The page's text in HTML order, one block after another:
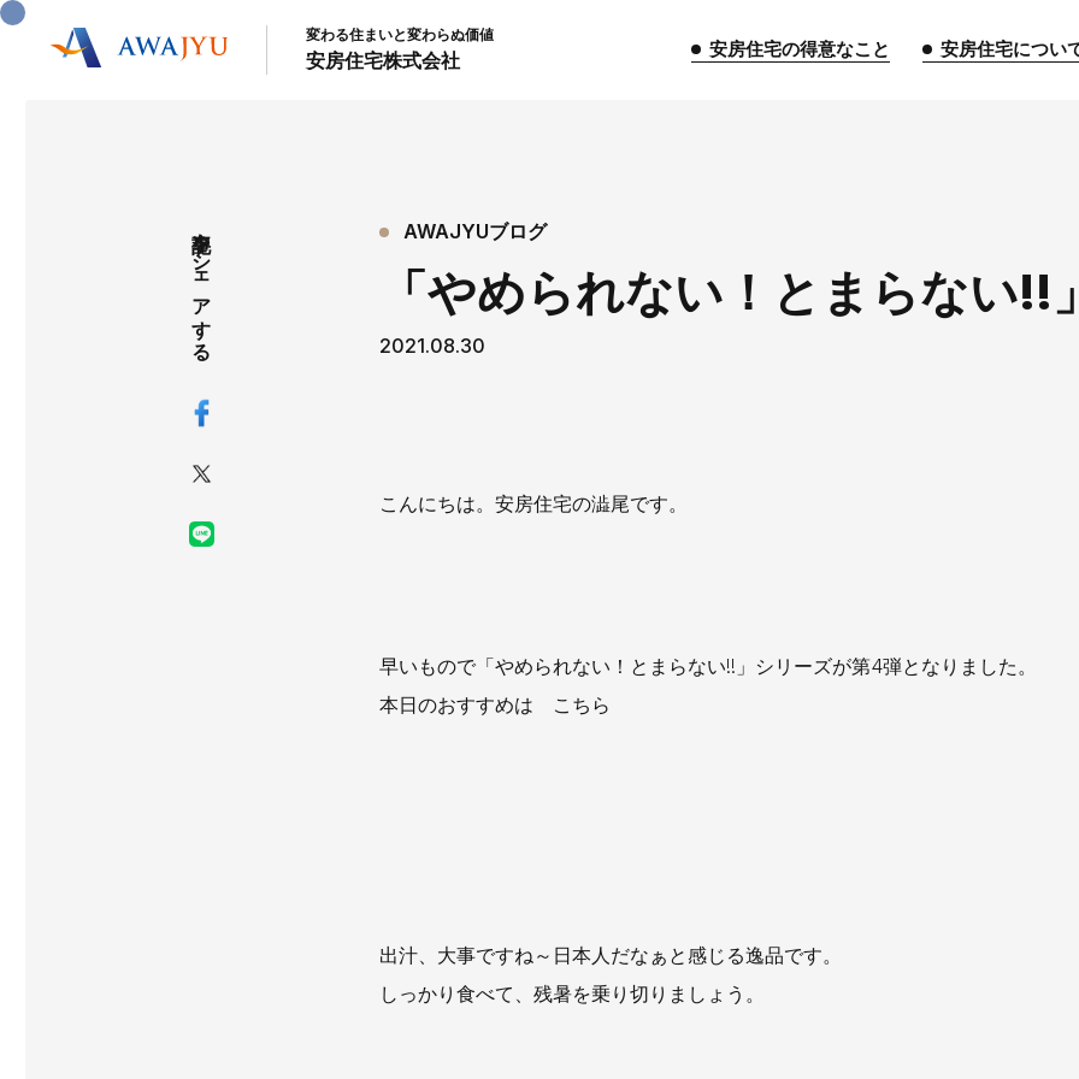
安房住宅の得意なこと
変わる住まいと変わらぬ価値
安房住宅株式会社 安房住宅の得意なこと 安房住宅につい
記事をシェアする AWAJYUブログ
「やめられない！とまらない!!」
2021.08.30
こんにちは。安房住宅の澁尾です。
早いもので「やめられない！とまらない!!」シリーズが第4弾となりました。
本日のおすすめは こちら
出汁、大事ですね～日本人だなぁと感じる逸品です。
しっかり食べて、残暑を乗り切りましょう。